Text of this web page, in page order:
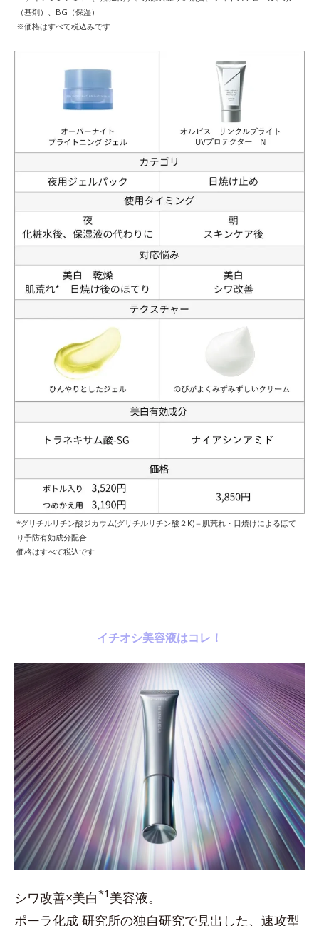
（基剤）、BG（保湿）
※価格はすべて税込みです
*グリチルリチン酸ジカウム(グリチルリチン酸２K)＝肌荒れ・日焼けによるほて
り予防有効成分配合
価格はすべて税込です
イチオシ美容液はコレ！
シワ改善×美白*1 美容液。
ポーラ化成 研究所の独自研究で見出した、速攻型